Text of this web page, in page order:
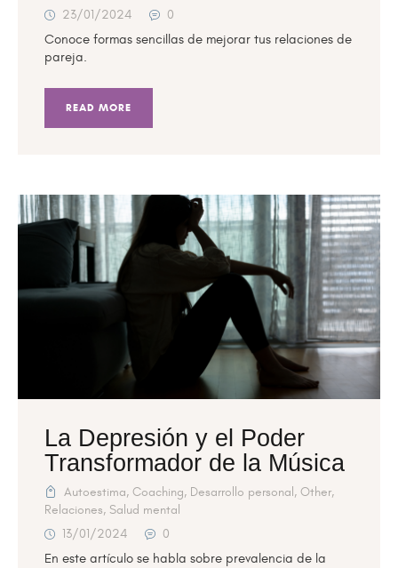
23/01/2024
0
Conoce formas sencillas de mejorar tus relaciones de
pareja.
READ MORE
La Depresión y el Poder
Transformador de la Música
Autoestima, Coaching, Desarrollo personal , Other,
Relaciones, Salud mental
13/01/2024
0
En este artículo se habla sobre prevalencia de la